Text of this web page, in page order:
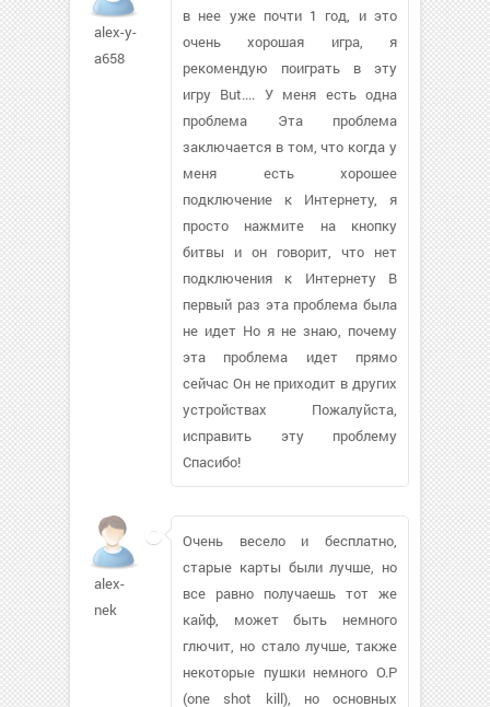
alex-y-
a658
в нее уже почти 1 год, и это
очень хорошая игра, я
рекомендую поиграть в эту
игру But.... У меня есть одна
проблема Эта проблема
заключается в том, что когда у
меня есть хорошее
подключение к Интернету, я
просто нажмите на кнопку
битвы и он говорит, что нет
подключения к Интернету В
первый раз эта проблема была
не идет Но я не знаю, почему
эта проблема идет прямо
сейчас Он не приходит в других
устройствах Пожалуйста,
исправить эту проблему
Спасибо!
alex-
nek
Очень весело и бесплатно,
старые карты были лучше, но
все равно получаешь тот же
кайф, может быть немного
глючит, но стало лучше, также
некоторые пушки немного O.P
(one shot kill), но основных